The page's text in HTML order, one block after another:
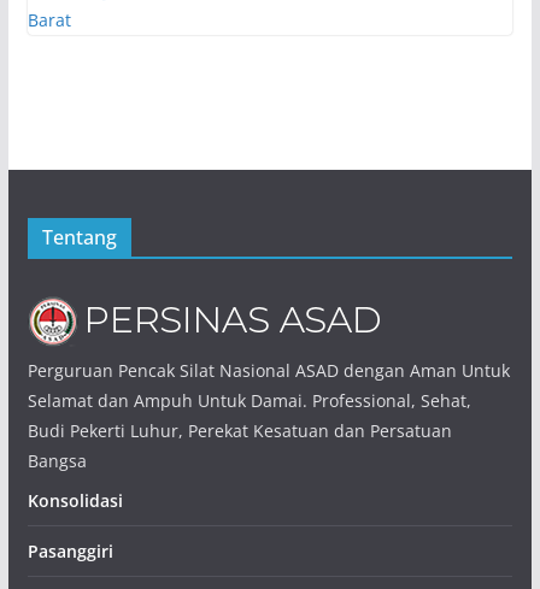
Tentang
Perguruan Pencak Silat Nasional ASAD dengan Aman Untuk
Selamat dan Ampuh Untuk Damai. Professional, Sehat,
Budi Pekerti Luhur, Perekat Kesatuan dan Persatuan
Bangsa
Konsolidasi
Pasanggiri